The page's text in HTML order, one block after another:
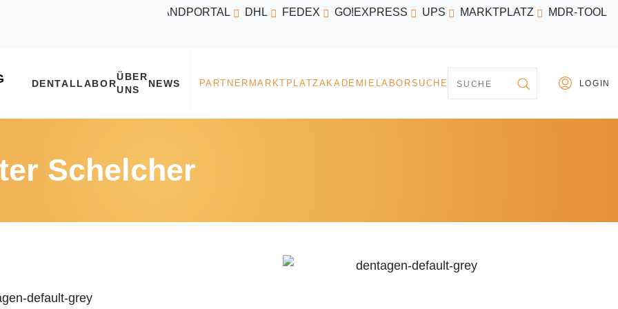
VERSANDPORTAL DHL FEDEX GO!EXPRESS UPS MARKTPLATZ MDR-TOOL
Schelcher